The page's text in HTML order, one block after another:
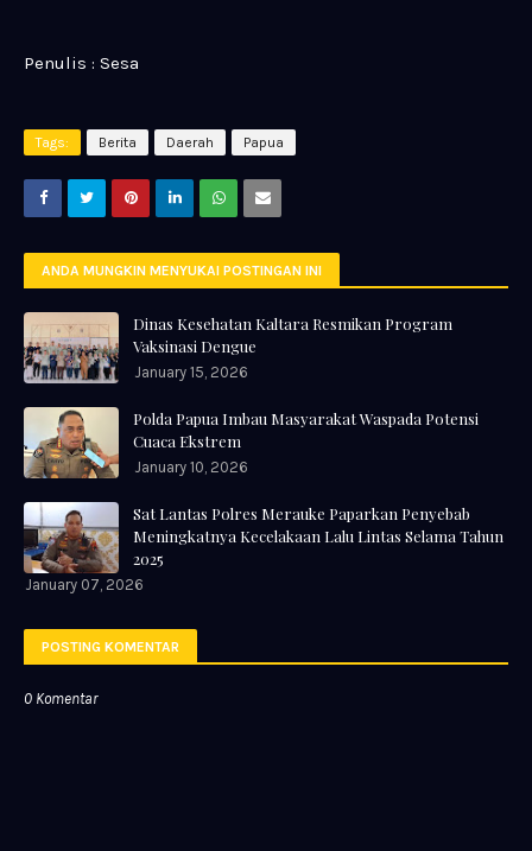
Penulis : Sesa
Tags: Berita Daerah Papua
ANDA MUNGKIN MENYUKAI POSTINGAN INI
Dinas Kesehatan Kaltara Resmikan Program
Vaksinasi Dengue
January 15, 2026
Polda Papua Imbau Masyarakat Waspada Potensi
Cuaca Ekstrem
January 10, 2026
Sat Lantas Polres Merauke Paparkan Penyebab
Meningkatnya Kecelakaan Lalu Lintas Selama Tahun
2025
January 07, 2026
POSTING KOMENTAR
0 Komentar